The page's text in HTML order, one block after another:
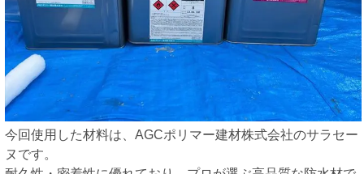
今回使用した材料は、AGCポリマー建材株式会社のサラセー
ヌです。